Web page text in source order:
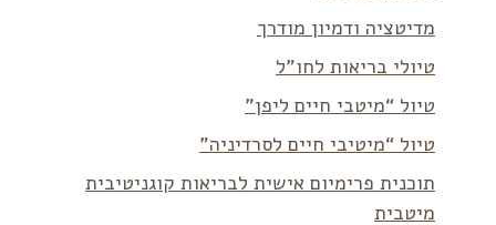
מדיטציה ודמיון מודרך
טיולי בריאות לחו”ל
טיול “מיטבי חיים ליפן”
טיול “מיטיבי חיים לסרדיניה”
תוכנית פרימיום אישית לבריאות קוגניטיבית
מיטבית